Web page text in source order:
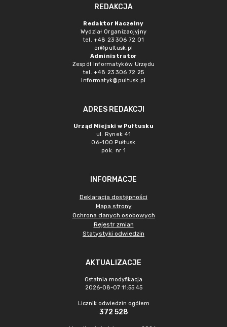
REDAKCJA
Redaktor Naczelny
Wydział Organizacjyjny
tel. +48 23 306 72 01
or@pultusk.pl
Administrator
Zespół Informatyków Urzędu
tel. +48 23 306 72 25
informatyk@pultusk.pl
ADRES REDAKCJI
Urząd Miejski w Pułtusku
ul. Rynek 41
06-100 Pułtusk
pok. nr 1
INFORMACJE
Deklaracja dostępności
Mapa strony
Ochrona danych osobowych
Rejestr zmian
Statystyki odwiedzin
AKTUALIZACJE
Ostatnia modyfikacja
2026-08-07 11:55:45
Licznik odwiedzin ogółem
372 528